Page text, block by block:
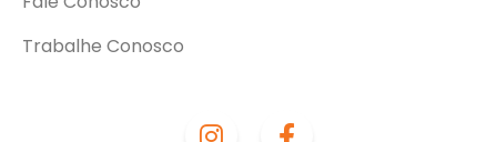
Trabalhe Conosco